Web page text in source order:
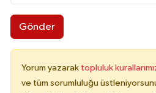
Gönder
Yorum yazarak topluluk
ve tüm sorumluluğu